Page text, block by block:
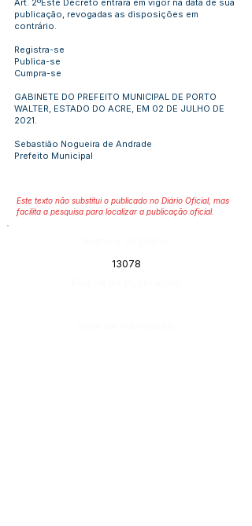
Art. 2ºEste Decreto entrará em vigor na data de sua
publicação, revogadas as disposições em
contrário.
Registra-se
Publica-se
Cumpra-se
GABINETE DO PREFEITO MUNICIPAL DE PORTO
WALTER, ESTADO DO ACRE, EM 02 DE JULHO DE
2021.
Sebastião Nogueira de Andrade
Prefeito Municipal
Este texto não substitui o publicado no Diário Oficial, mas
facilita a pesquisa para localizar a publicação oficial.
13078